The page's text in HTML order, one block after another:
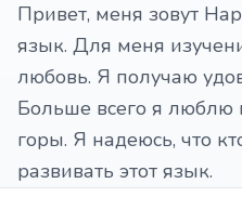
Привет, меня зовут
язык. Для меня
любовь. Я получаю
Больше всего я люблю
горы. Я надеюсь, что
развивать этот язык.